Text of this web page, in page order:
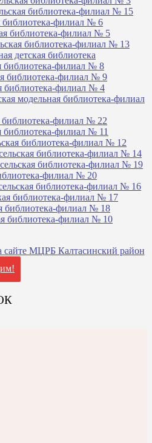
библиотека-филиал № 15
библиотека-филиал № 6
библиотека-филиал № 5
библиотека-филиал № 13
детская библиотека
библиотека-филиал № 8
библиотека-филиал № 9
библиотека-филиал № 4
модельная библиотека-филиал
библиотека-филиал № 22
библиотека-филиал № 11
библиотека-филиал № 12
библиотека-филиал № 14
библиотека-филиал № 19
филиал № 20
библиотека-филиал № 16
библиотека-филиал № 17
библиотека-филиал № 18
библиотека-филиал № 10